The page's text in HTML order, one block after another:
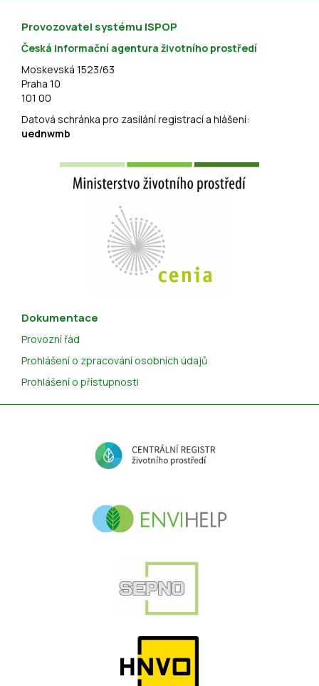
Provozovatel systému ISPOP
Česká informační agentura životního prostředí
Moskevská 1523/63
Praha 10
101 00
Datová schránka pro zasílání registrací a hlášení:
uednwmb
Dokumentace
Provozní řád
Prohlášení o zpracování osobních údajů
Prohlášení o přístupnosti